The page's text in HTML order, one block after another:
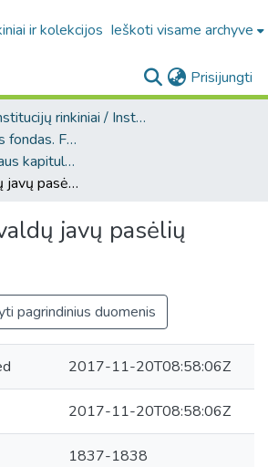
ir kolekcijos Ieškoti visame archyve
Prisijungti
5.3. Institucijų rinkiniai / Institutional collections
Vilniaus kapitulos fondas. F43
Braševičiai (Vilniaus kapitulos fondas. F43. Bažnytinės valdos)
[Braševičių valdų javų pasėlių suvestinė]
javų pasėlių
pagrindinius duomenis
2017-11-20T08:58:06Z
2017-11-20T08:58:06Z
1837-1838